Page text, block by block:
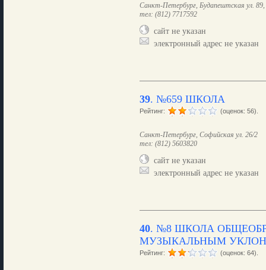
Санкт-Петербург, Будапештская ул. 89,
тел: (812) 7717592
сайт не указан
электронный адрес не указан
39. №659 ШКОЛА
Рейтинг: (оценок: 56).
Санкт-Петербург, Софийская ул. 26/2
тел: (812) 5603820
сайт не указан
электронный адрес не указан
40. №8 ШКОЛА
МУЗЫКАЛЬНЫМ
Рейтинг: (оценок: 64).